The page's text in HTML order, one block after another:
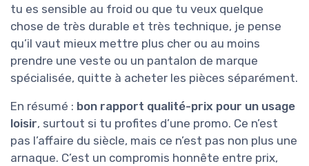
tu es sensible au froid ou que tu veux quelque
chose de très durable et très technique, je pense
qu’il vaut mieux mettre plus cher ou au moins
prendre une veste ou un pantalon de marque
spécialisée, quitte à acheter les pièces séparément.
En résumé : bon rapport qualité-prix pour un usage
loisir, surtout si tu profites d’une promo. Ce n’est
pas l’affaire du siècle, mais ce n’est pas non plus une
arnaque. C’est un compromis honnête entre prix,